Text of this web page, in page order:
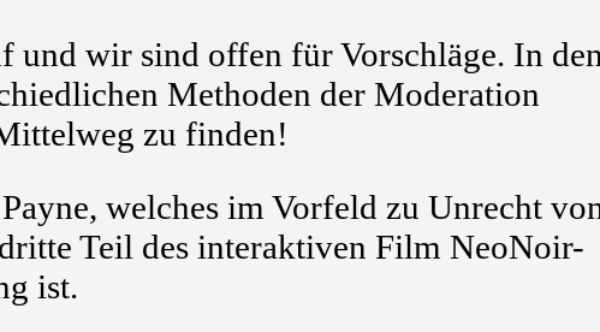
und wir sind offen für Vorschläge. In den
Methoden der Moderation
zu finden!
welches im Vorfeld zu Unrecht
Teil des interaktiven Film NeoNoir-
ist.